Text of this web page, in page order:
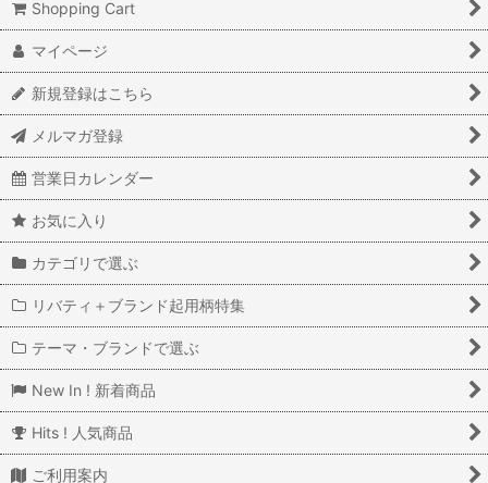
Shopping Cart
マイページ
新規登録はこちら
メルマガ登録
営業日カレンダー
お気に入り
カテゴリで選ぶ
リバティ＋ブランド起用柄特集
テーマ・ブランドで選ぶ
New In ! 新着商品
Hits ! 人気商品
ご利用案内